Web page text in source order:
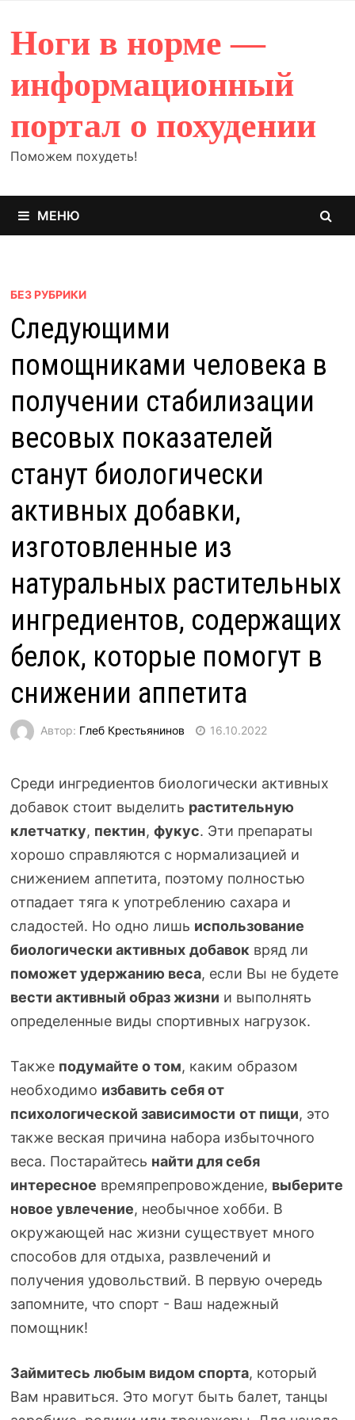
содержимому
Ноги в норме —
информационный
портал о похудении
Поможем похудеть!
МЕНЮ
БЕЗ РУБРИКИ
Следующими
помощниками человека в
получении стабилизации
весовых показателей
станут биологически
активных добавки,
изготовленные из
натуральных растительных
ингредиентов, содержащих
белок, которые помогут в
снижении аппетита
Автор: Глеб Крестьянинов 16.10.2022
Среди ингредиентов биологически активных
добавок стоит выделить растительную
клетчатку, пектин, фукус. Эти препараты
хорошо справляются с нормализацией и
снижением аппетита, поэтому полностью
отпадает тяга к употреблению сахара и
сладостей. Но одно лишь использование
биологически активных добавоквряд ли
поможет удержанию веса, если Вы не будете
вести активный образ жизни и выполнять
определенные виды спортивных нагрузок.
Также подумайте о том, каким образом
необходимо избавить себя от
психологической зависимости от пищи, это
также веская причина набора избыточного
веса. Постарайтесь найти для себя
интересное времяпрепровождение, выберите
новое увлечение, необычное хобби. В
окружающей нас жизни существует много
способов для отдыха, развлечений и
получения удовольствий. В первую очередь
запомните, что спорт - Ваш надежный
помощник!
Займитесь любым видом спорта, который
Вам нравиться. Это могут быть балет, танцы